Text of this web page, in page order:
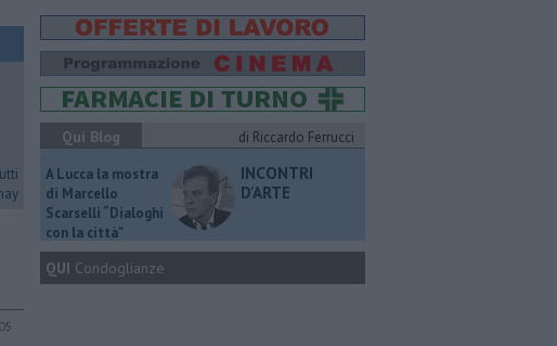
Qui Blog
di Riccardo Ferrucci
A Lucca la mostra
di Marcello
Scarselli “Dialoghi
con la città"
INCONTRI
D'ARTE
QUI Condoglianze